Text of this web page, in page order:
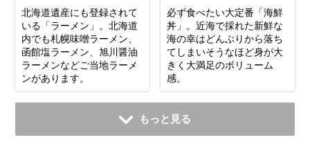
北海道遺産にも登録されて
いる「ラーメン」。北海道
内でも札幌味噌ラーメン、
函館塩ラーメン、旭川醤油
ラーメンなどご当地ラーメ
ンがあります。
必ず食べたい大定番「海鮮
丼」。近海で採れた新鮮な
海の幸はどんぶりから落ち
てしまいそうなほど身が大
きく大満足のボリューム
感。
もっと見る